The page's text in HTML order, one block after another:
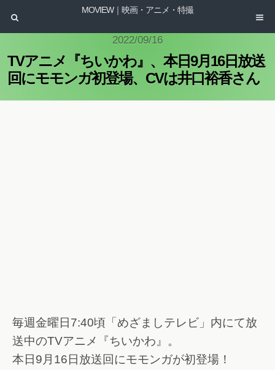
MOVIEW｜映画・アニメ・特撮
2022/09/16
TVアニメ『ちいかわ』、本日9月16日放送
回にモモンガ初登場、CVは井口裕香さん
毎週金曜日7:40頃「めざましテレビ」内にて放
送中のTVアニメ『ちいかわ』。
本日9月16日放送回にモモンガが初登場！